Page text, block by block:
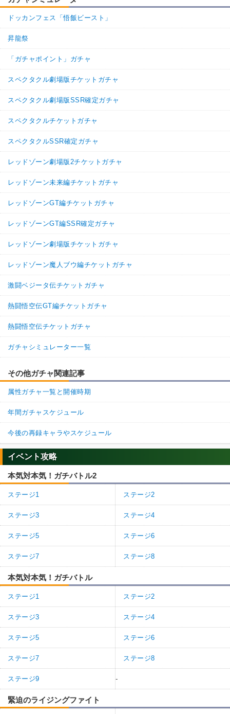
ドッカンフェス「悟飯ビースト」
昇龍祭
「ガチャポイント」ガチャ
スペクタクル劇場版チケットガチャ
スペクタクル劇場版SSR確定ガチャ
スペクタクルチケットガチャ
スペクタクルSSR確定ガチャ
レッドゾーン劇場版2チケットガチャ
レッドゾーン未来編チケットガチャ
レッドゾーンGT編チケットガチャ
レッドゾーンGT編SSR確定ガチャ
レッドゾーン劇場版チケットガチャ
レッドゾーン魔人ブウ編チケットガチャ
激闘ベジータ伝チケットガチャ
熱闘悟空伝GT編チケットガチャ
熱闘悟空伝チケットガチャ
ガチャシミュレーター一覧
その他ガチャ関連記事
属性ガチャ一覧と開催時期
年間ガチャスケジュール
今後の再録キャラやスケジュール
イベント攻略
本気対本気！ガチバトル2
ステージ1 ステージ2
ステージ3 ステージ4
ステージ5 ステージ6
ステージ7 ステージ8
本気対本気！ガチバトル
ステージ1 ステージ2
ステージ3 ステージ4
ステージ5 ステージ6
ステージ7 ステージ8
ステージ9 -
緊迫のライジングファイト